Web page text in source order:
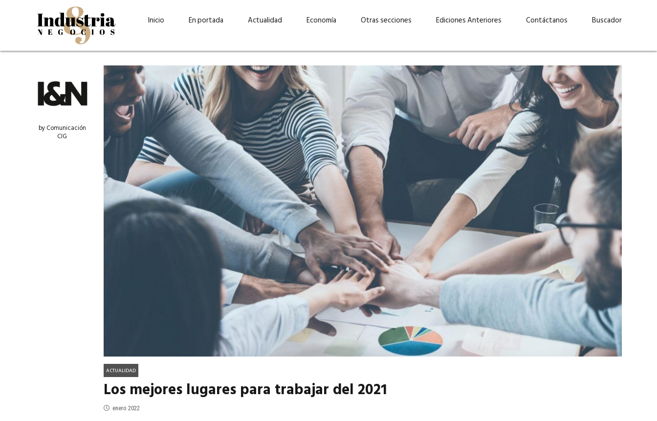
Inicio En portada
Guatehuevo: medio siglo
produciendo la proteína
julio 2026
“La sostenibilidad está en
el centro de Cervecería
Ambev Guatemala» –
Ricardo Urteaga
mayo 2026
“Invertir con propósito:
cómo CBC impulsa su
crecimiento industrial a
través de la innovación y la
sostenibilidad”
EN PORTADA abril 2026
Elizabeth Suárez: “Las
mujeres podemos liderar y
abrirnos paso por nuestros
propios méritos”
EN PORTADA marzo 2026
Lucas Martínez Paz: “En
tecnología, hay que invertir
con inteligencia, no por
moda”
EN PORTADA febrero 2026
Actualidad Economía Otras secciones Ediciones Anteriores Contáctanos Buscador
by Comunicación
CIG
ACTUALIDAD
Los mejores lugares para trabajar del 2021
enero 2022